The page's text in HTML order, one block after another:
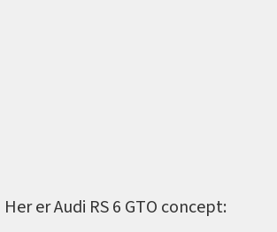
Her er Audi RS 6 GTO concept: